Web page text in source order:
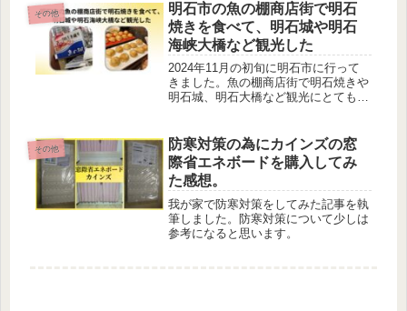
その他
明石市の魚の棚商店街で明石
焼きを食べて、明石城や明石
海峡大橋など観光した
2024年11月の初旬に明石市に行って
きました。魚の棚商店街で明石焼きや
明石城、明石大橋など観光にとても良
その他
防寒対策の為にカインズの窓
際省エネボードを購入してみ
た感想。
我が家で防寒対策をしてみた記事を執
筆しました。防寒対策について少しは
参考になると思います。